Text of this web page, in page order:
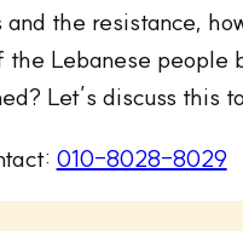
and the resistance,
the Lebanese people
Let’s discuss this
010-8028-8029